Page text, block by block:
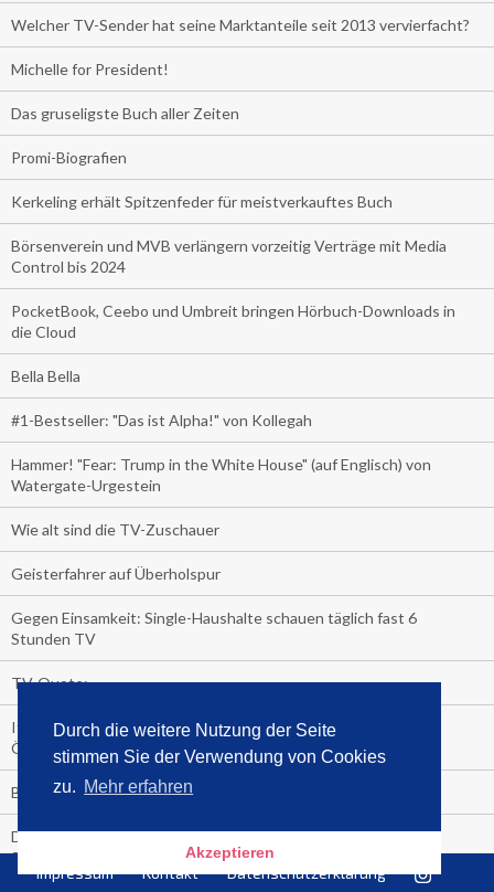
Durch die weitere Nutzung der Seite
stimmen Sie der Verwendung von Cookies
zu. Mehr erfahren
Akzeptieren
Welcher TV-Sender hat seine Marktanteile seit 2013 vervierfacht?
Michelle for President!
Das gruseligste Buch aller Zeiten
Promi-Biografien
Kerkeling erhält Spitzenfeder für meistverkauftes Buch
Börsenverein und MVB verlängern vorzeitig Verträge mit Media
Control bis 2024
PocketBook, Ceebo und Umbreit bringen Hörbuch-Downloads in
die Cloud
Bella Bella
#1-Bestseller: "Das ist Alpha!" von Kollegah
Hammer! "Fear: Trump in the White House" (auf Englisch) von
Watergate-Urgestein
Wie alt sind die TV-Zuschauer
Geisterfahrer auf Überholspur
Gegen Einsamkeit: Single-Haushalte schauen täglich fast 6
Stunden TV
TV-Quote:
Italienisches Kochbuch schießt auf Nummer 1 in Deutschland,
Österreich und Schweiz
Blick in die Garage der TV-Dauerglotzer
Die Deutschen investieren, während die Österreicher und
Schweizer noch nachdenken, wie sie reich werden.
Impressum
Kontakt Datenschutzerklärung